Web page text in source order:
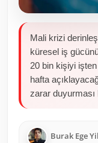
Mali krizi
küresel iş
20 bin kişiyi
hafta
zarar duyurması
Burak Ege